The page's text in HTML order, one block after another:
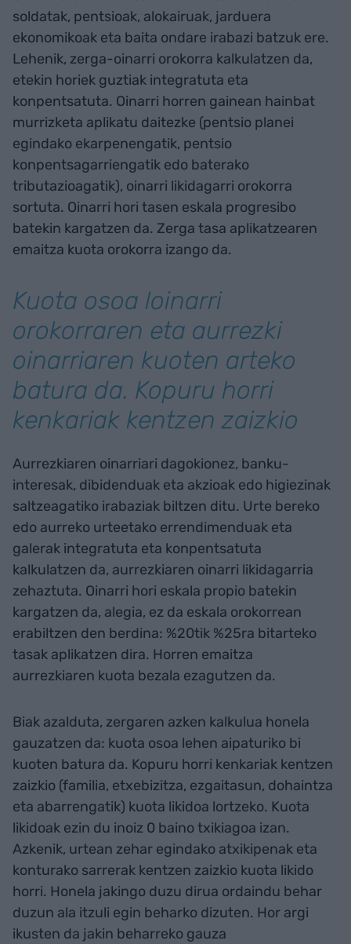
soldatak, pentsioak, alokairuak, jarduera
ekonomikoak eta baita ondare irabazi batzuk ere.
Lehenik, zerga-oinarri orokorra kalkulatzen da,
etekin horiek guztiak integratuta eta
konpentsatuta. Oinarri horren gainean hainbat
murrizketa aplikatu daitezke (pentsio planei
egindako ekarpenengatik, pentsio
konpentsagarriengatik edo baterako
tributazioagatik), oinarri likidagarri orokorra
sortuta. Oinarri hori tasen eskala progresibo
batekin kargatzen da. Zerga tasa aplikatzearen
emaitza kuota orokorra izango da.
Kuota osoa loinarri
orokorraren eta aurrezki
oinarriaren kuoten arteko
batura da. Kopuru horri
kenkariak kentzen zaizkio
Aurrezkiaren oinarriari dagokionez, banku-
interesak, dibidenduak eta akzioak edo higiezinak
saltzeagatiko irabaziak biltzen ditu. Urte bereko
edo aurreko urteetako errendimenduak eta
galerak integratuta eta konpentsatuta
kalkulatzen da, aurrezkiaren oinarri likidagarria
zehaztuta. Oinarri hori eskala propio batekin
kargatzen da, alegia, ez da eskala orokorrean
erabiltzen den berdina: %20tik %25ra bitarteko
tasak aplikatzen dira. Horren emaitza
aurrezkiaren kuota bezala ezagutzen da.
Biak azalduta, zergaren azken kalkulua honela
gauzatzen da: kuota osoa lehen aipaturiko bi
kuoten batura da. Kopuru horri kenkariak kentzen
zaizkio (familia, etxebizitza, ezgaitasun, dohaintza
eta abarrengatik) kuota likidoa lortzeko. Kuota
likidoak ezin du inoiz 0 baino txikiagoa izan.
Azkenik, urtean zehar egindako atxikipenak eta
konturako sarrerak kentzen zaizkio kuota likido
horri. Honela jakingo duzu dirua ordaindu behar
duzun ala itzuli egin beharko dizuten. Hor argi
ikusten da jakin beharreko gauza